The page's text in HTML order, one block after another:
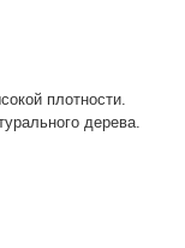
плотности.
дерева.